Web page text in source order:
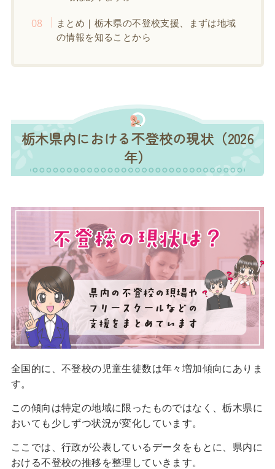
まとめ｜栃木県の不登校支援、まずは地域
の情報を知ることから
栃木県内における不登校の現状（2026
年）
全国的に、不登校の児童生徒数は年々増加傾向にありま
す。
この傾向は特定の地域に限ったものではなく、栃木県に
おいても少しずつ状況が変化しています。
ここでは、行政が公表しているデータをもとに、県内に
おける不登校の推移を整理していきます。